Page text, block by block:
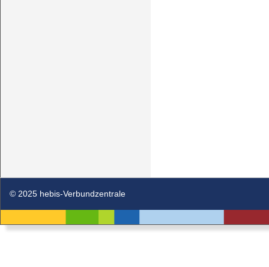
© 2025 hebis-Verbundzentrale